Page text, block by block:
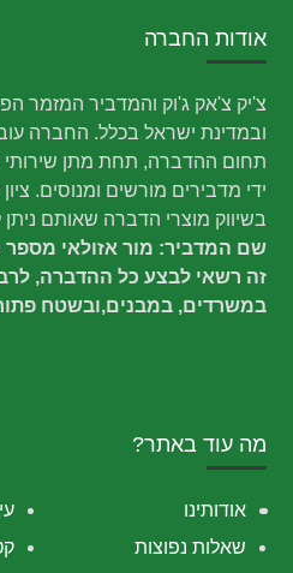
אודות החברה
צ'יק צ'אק ג'וק והמדביר המזמר
תחום ההדברה, תחת מתן שירותי
ידי מדבירים מורשים ומנוסים.
בשיווק מוצרי הדברה שאותם
זה רשאי לבצע כל ההדברה,
במשרדים, במבנים,ובשטח
מה עוד באתר?
אודותינו
שאלות נפוצות